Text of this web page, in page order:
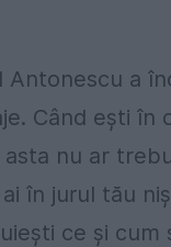
Antonescu a
Când eşti în
nu ar
în jurul tău
ce şi cum